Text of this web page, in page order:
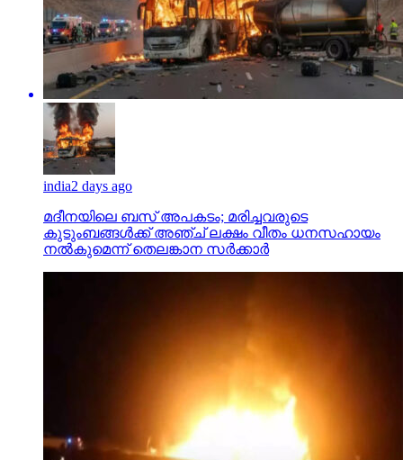
india2 days ago
മദീനയിലെ ബസ് അപകടം; മരിച്ചവരുടെ
കുടുംബങ്ങള്‍ക്ക് അഞ്ച് ലക്ഷം വീതം ധനസഹായം
നല്‍കുമെന്ന് തെലങ്കാന സര്‍ക്കാര്‍